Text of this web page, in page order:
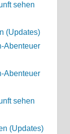
sehen
(Updates)
Abenteuer
Abenteuer
sehen
(Updates)